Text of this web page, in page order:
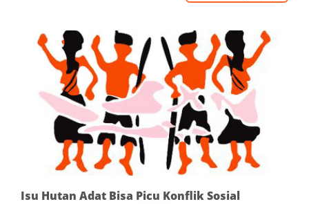
Isu Hutan Adat Bisa Picu Konflik Sosial